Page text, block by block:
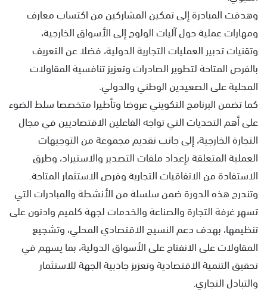
وهدفت المبادرة إلى تمكين المشاركين من اكتساب معارف
ومهارات عملية حول آليات الولوج إلى الأسواق الخارجية،
وتقنيات تدبير العمليات التجارية الدولية، فضلا عن التعريف
بالفرص المتاحة لتطوير الصادرات وتعزيز تنافسية المقاولات
المحلية على الصعيدين الوطني والدولي.
كما تضمن البرنامج التكويني عروضا وتأطيرا متخصصا سلط الضوء
على أهم التحديات التي تواجه الفاعلين الاقتصاديين في مجال
التجارة الخارجية، إلى جانب تقديم مجموعة من التوجيهات
العملية المتعلقة بإعداد ملفات التصدير والاستيراد، وطرق
الاستفادة من الاتفاقيات التجارية وفرص الاستثمار المتاحة.
وتندرج هذه الدورة ضمن سلسلة من الأنشطة والمبادرات التي
تسهر غرفة التجارة والصناعة والخدمات لجهة كلميم وادنون على
تنظيمها، بهدف دعم النسيج الاقتصادي المحلي، وتشجيع
المقاولات على الانفتاح على الأسواق الدولية، بما يسهم في
تحقيق التنمية الاقتصادية وتعزيز جاذبية الجهة للاستثمار
والتبادل التجاري.